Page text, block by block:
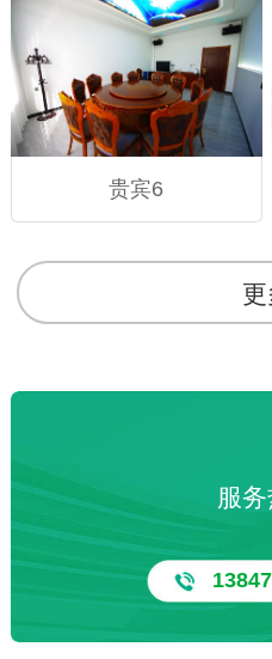
贵宾6
更
服